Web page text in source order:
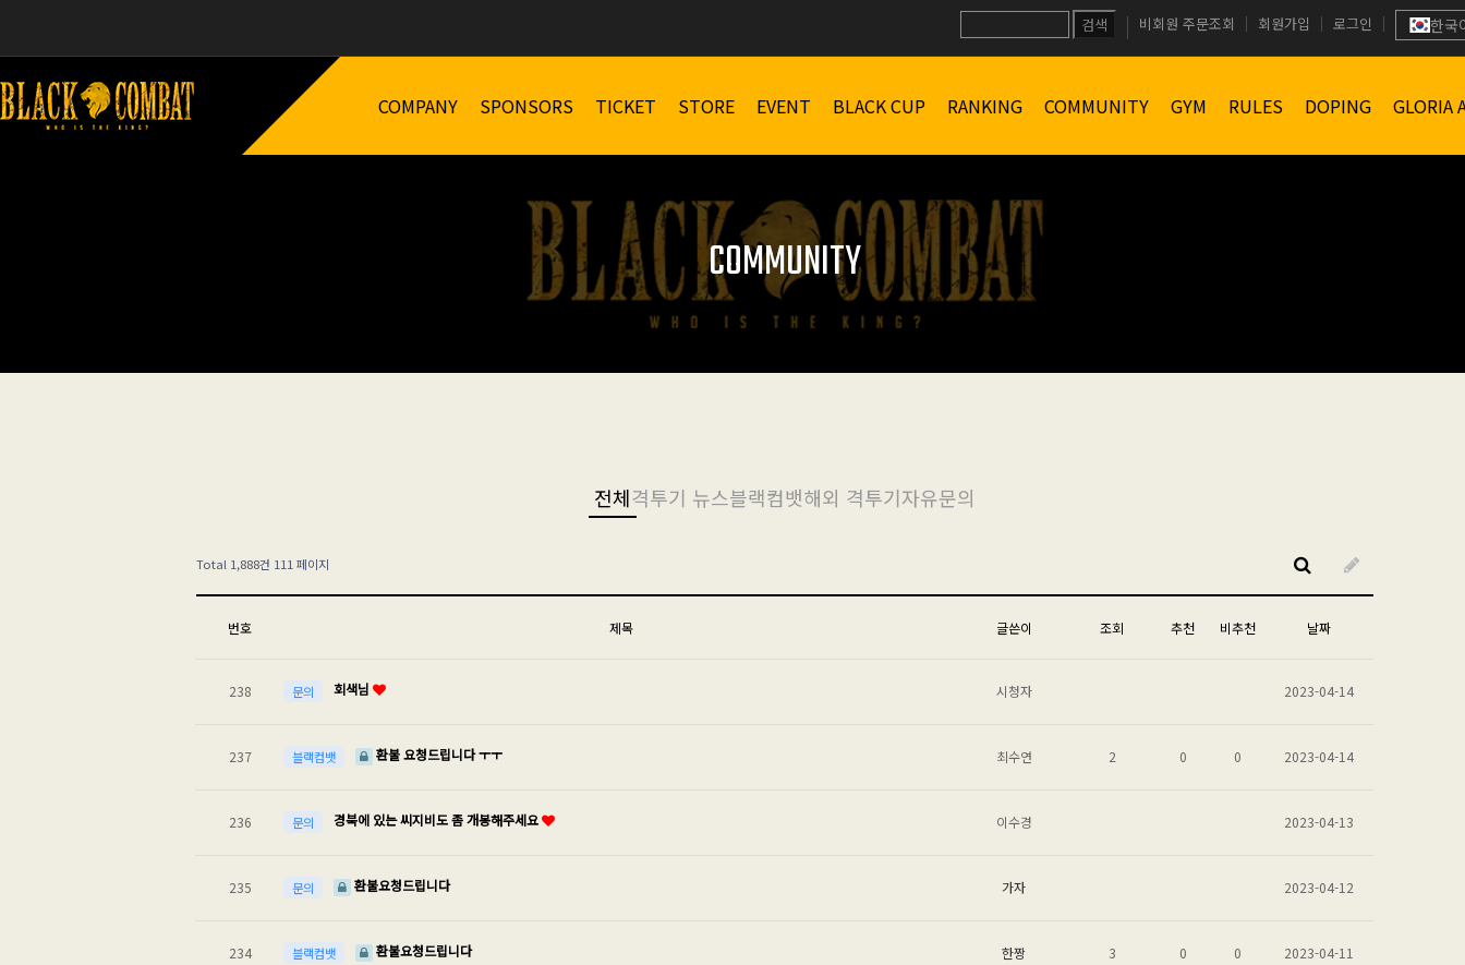
검색 비회원 주문조회 회원가입 로그인 한국
COMPANY SPONSORS TICKET STORE EVENT BLACK CUP RANKING COMMUNITY GYM RULES DOPING GLORIA
COMMUNITY
전체격투기 뉴스블랙컴뱃해외 격투기자유문의
Total 1,888건 111 페이지
번호 제목 글쓴이 조회 추천 비추천 날짜
238 문의 회색님 시청자 2023-04-14
237 블랙컴뱃 환불 요청드립니다 ㅜㅜ 최수연 2 0 0 2023-04-14
236 문의 경북에 있는 씨지비도 좀 개봉해주세요 이수경 2023-04-13
235 문의 환불요청드립니다 가자 2023-04-12
234 블랙컴뱃 환불요청드립니다 한짱 3 0 0 2023-04-11